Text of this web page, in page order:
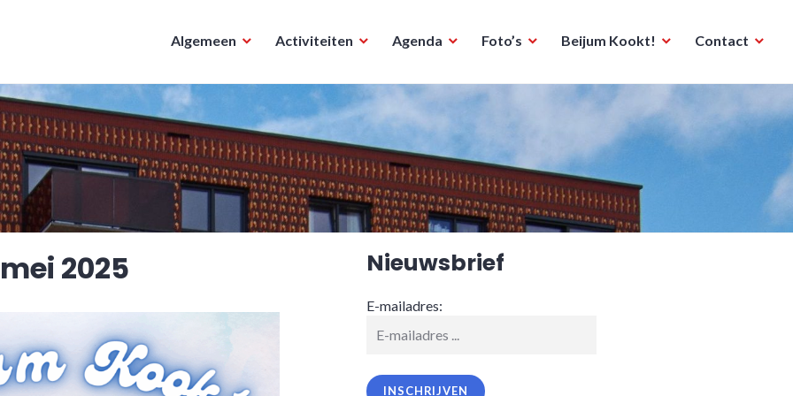
Algemeen Activiteiten Agenda Foto’s Beijum Kookt! Contact
2025 Nieuwsbrief
E-mailadres: